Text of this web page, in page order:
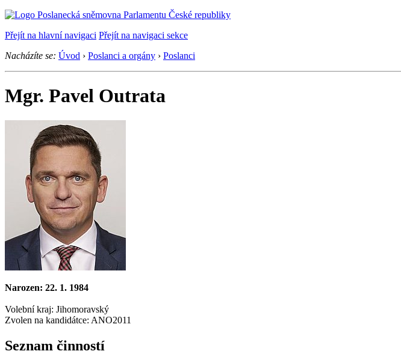
Přejít na hlavní navigaci Přejít na navigaci sekce
Nacházíte se: Úvod › Poslanci a orgány › Poslanci
Mgr. Pavel Outrata
Narozen: 22. 1. 1984
Volební kraj: Jihomoravský
Zvolen na kandidátce: ANO2011
Seznam činností